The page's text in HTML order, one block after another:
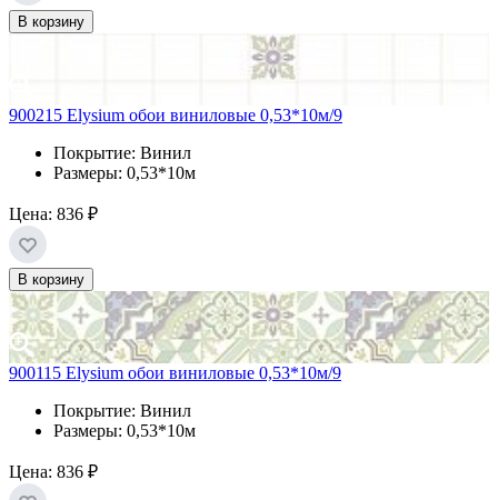
В корзину
900215 Elysium обои виниловые 0,53*10м/9
Покрытие: Винил
Размеры: 0,53*10м
Цена: 836 ₽
В корзину
900115 Elysium обои виниловые 0,53*10м/9
Покрытие: Винил
Размеры: 0,53*10м
Цена: 836 ₽